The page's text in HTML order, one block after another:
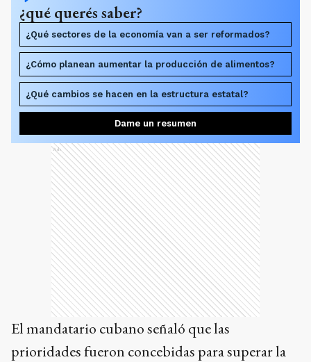
¿qué querés saber?
¿Qué sectores de la economía van a ser reformados?
¿Cómo planean aumentar la producción de alimentos?
¿Qué cambios se hacen en la estructura estatal?
Dame un resumen
Ads
El mandatario cubano señaló que las
prioridades fueron concebidas para superar la